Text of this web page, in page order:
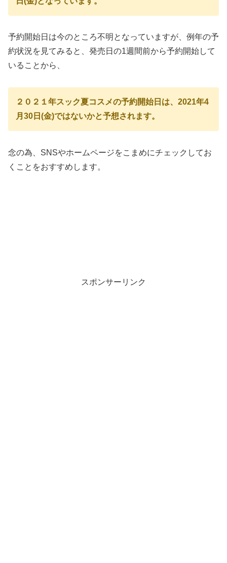
予約開始日は今のところ不明となっていますが、例年の予
約状況を見てみると、発売日の1週間前から予約開始して
いることから、
２０２１年スック夏コスメの予約開始日は、2021年4
月30日(金)ではないかと予想されます。
念の為、SNSやホームページをこまめにチェックしてお
くことをおすすめします。
スポンサーリンク